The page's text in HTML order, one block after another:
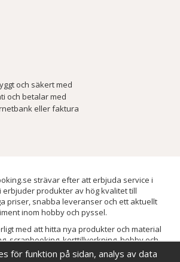
och säkert med
och betalar med
eller faktura
strävar efter att erbjuda service i
erbjuder produkter av hög kvalitet till
priser, snabba leveranser och ett aktuellt
inom hobby och pyssel.
med att hitta nya produkter och material
scrapbooking, korttillverkning, hobby och
sortimentet och löpande förbättra och
för funktion på sidan, analys av data